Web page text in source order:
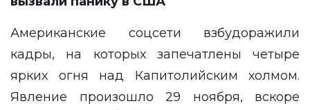
Американские соцсети взбудоражили
кадры, на которых запечатлены четыре
ярких огня над Капитолийским холмом.
Явление произошло 29 ноября, вскоре